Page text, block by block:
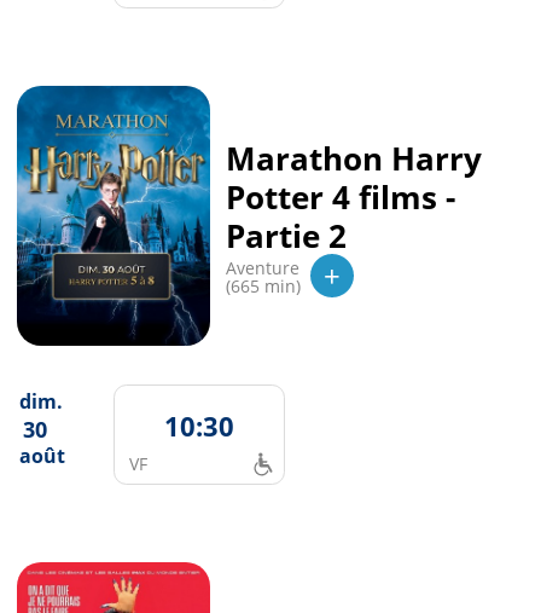
Marathon Harry
Potter 4 films -
Partie 2
Aventure
(665 min) +
dim.
30
août
10:30
VF